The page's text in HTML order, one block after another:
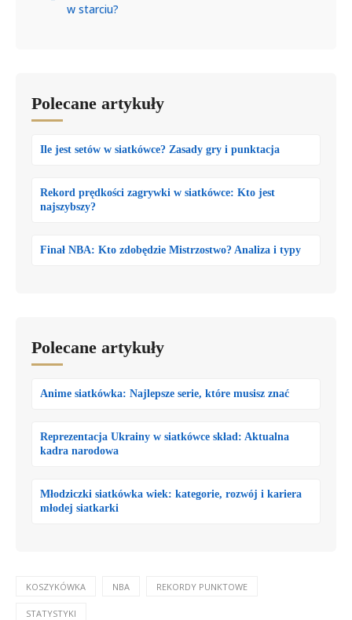
w starciu?
Polecane artykuły
Ile jest setów w siatkówce? Zasady gry i punktacja
Rekord prędkości zagrywki w siatkówce: Kto jest
najszybszy?
Finał NBA: Kto zdobędzie Mistrzostwo? Analiza i typy
Polecane artykuły
Anime siatkówka: Najlepsze serie, które musisz znać
Reprezentacja Ukrainy w siatkówce skład: Aktualna
kadra narodowa
Młodziczki siatkówka wiek: kategorie, rozwój i kariera
młodej siatkarki
KOSZYKÓWKA NBA REKORDY PUNKTOWE
STATYSTYKI